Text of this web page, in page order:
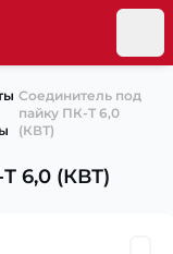
Соединитель под
пайку ПК-Т 6,0
(КВТ)
6,0 (КВТ)